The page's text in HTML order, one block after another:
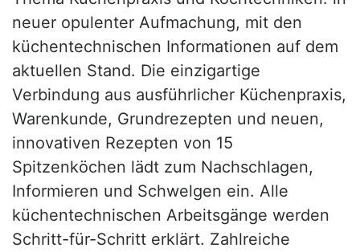
neuer opulenter Aufmachung, mit den
küchentechnischen Informationen auf dem
aktuellen Stand. Die einzigartige
Verbindung aus ausführlicher Küchenpraxis,
Warenkunde, Grundrezepten und neuen,
innovativen Rezepten von 15
Spitzenköchen lädt zum Nachschlagen,
Informieren und Schwelgen ein. Alle
küchentechnischen Arbeitsgänge werden
Schritt-für-Schritt erklärt. Zahlreiche